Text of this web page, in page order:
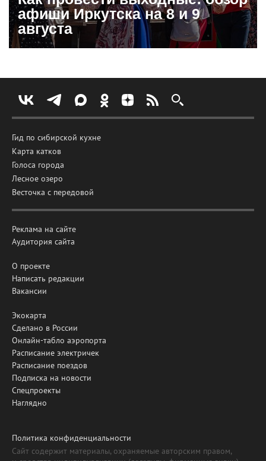
афиши Иркутска на 8 и 9
августа
Гид по сибирской кухне
Карта катков
Голоса города
Лесное озеро
Весточка с передовой
Реклама на сайте
Аудитория сайта
О проекте
Написать редакции
Вакансии
Экокарта
Сделано в России
Онлайн-табло аэропорта
Расписание электричек
Расписание поездов
Подписка на новости
Спецпроекты
Наглядно
Политика конфиденциальности
Сайт содержит материалы, охраняемые авторским правом,